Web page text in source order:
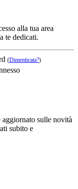
alla tua area
te dedicati.
(Dimenticata?)
aggiornato sulle novità
subito e